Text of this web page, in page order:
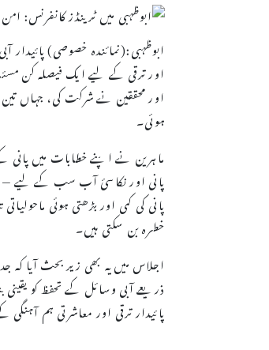
ابوظہبی:(نمائندہ خصوصی) پائیدار
اور ترقی کے لیے ایک فیصلہ کن
اور محققین نے شرکت کی، جہاں
ہوئی۔
پانی اور نکاسیٔ آب سب کے لیے —
پانی کی کمی اور بڑھتی ہوئی
خطرہ بن سکتی ہیں۔
اجلاس میں یہ بھی زیر بحث آیا کہ
ذریعے آبی وسائل کے تحفظ کو
پائیدار ترقی اور معاشرتی ہم